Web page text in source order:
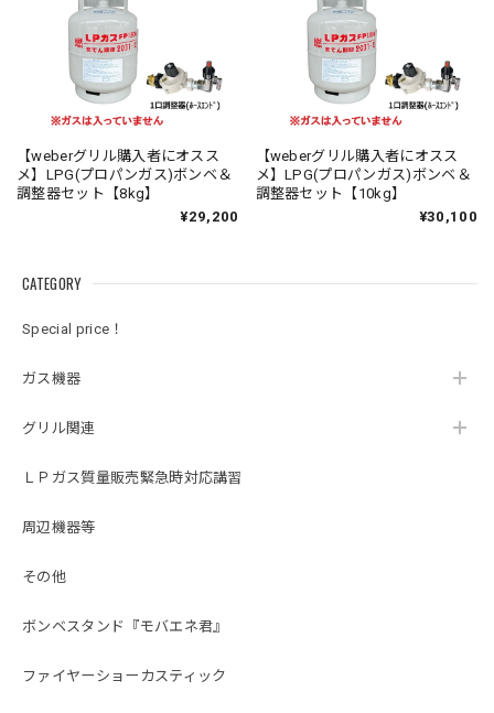
CATEGORY
Special price！
ガス機器
グリル関連
ＬＰガス質量販売緊急時対応講習
周辺機器等
その他
ボンベスタンド『モバエネ君』
ファイヤーショーカスティック
【weberグリル購入者にオスス
メ】LPG(プロパンガス)ボンベ＆
調整器セット【8kg】
¥29,200
【weberグリル購入者にオスス
メ】LPG(プロパンガス)ボンベ＆
調整器セット【10kg】
¥30,100